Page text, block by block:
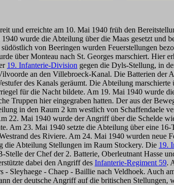
und erreichte am 10. Mai 1940 früh den
wurde die Abteilung über die Maas gesetzt und
von Beeringen wurden Feuerstellungen
über Monteau nach St. Georges marschiert. Hier
19. Infanterie-Division gegen die Dyls-Stellung, in
an den Villebroeck-Kanal. Die Batterien der
des Kanals geräumt. Die Abteilung
für die Nacht bildete. Am 19. Mai 1940 wurde
Truppen hier eingegraben hatten. Der aus der
in den Raum 2 km westlich von Schaffendaele
22. Mai 1940 wurde der Angriff über die Schelde
23. Mai 1940 setzte die Abteilung über eine
des Riviere. Am 24. Mai 1940 wurden neue
die Abteilung Stellungen im Raum Stockery. Die 19.
der Chef der 2. Batterie, Oberleutnant Hasse
dabei den Angriff des Infanterie-Regiment 59.
Sleyhaege - Chaep - Baillie nach Veldhoek. Auch
der deutsche Angriff auf die britischen